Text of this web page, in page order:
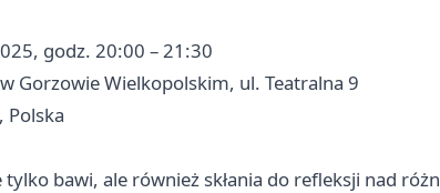
godz. 20:00 – 21:30
Gorzowie Wielkopolskim, ul. Teatralna 9
Polska
bawi, ale również skłania do refleksji nad